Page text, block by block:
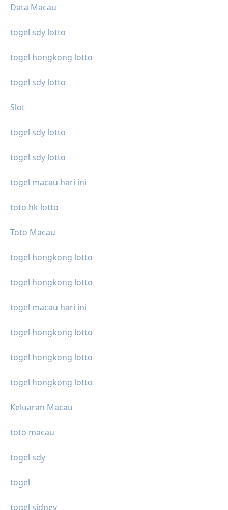
Data Macau
togel sdy lotto
togel hongkong lotto
togel sdy lotto
Slot
togel sdy lotto
togel sdy lotto
togel macau hari ini
toto hk lotto
Toto Macau
togel hongkong lotto
togel hongkong lotto
togel macau hari ini
togel hongkong lotto
togel hongkong lotto
togel hongkong lotto
Keluaran Macau
toto macau
togel sdy
togel
togel sidney